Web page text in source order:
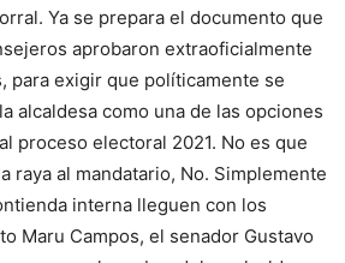
Ya se prepara el documento que
aprobaron extraoficialmente
para exigir que políticamente se
alcaldesa como una de las opciones
proceso electoral 2021. No es que
raya al mandatario, No. Simplemente
interna lleguen con los
Maru Campos, el senador Gustavo